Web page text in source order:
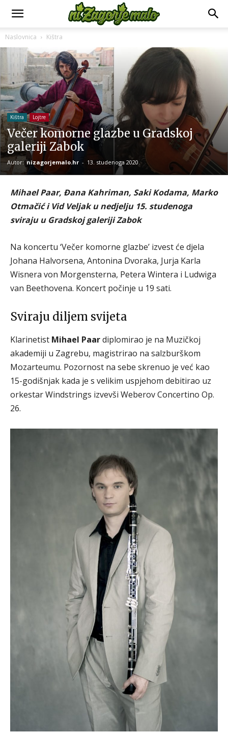
Naslovnica Kištra
Kištra Lojtre
Večer komorne glazbe u Gradskoj
galeriji Zabok
Autor:nizagorjemalo.hr - 13. studenoga 2020.
Mihael Paar, Đana Kahriman, Saki Kodama, Marko
Otmačić i Vid Veljak u nedjelju 15. studenoga
sviraju u Gradskoj galeriji Zabok
Na koncertu ‘Večer komorne glazbe’ izvest će djela
Johana Halvorsena, Antonina Dvoraka, Jurja Karla
Wisnera von Morgensterna, Petera Wintera i Ludwiga
van Beethovena. Koncert počinje u 19 sati.
Sviraju diljem svijeta
Klarinetist Mihael Paardiplomirao je na Muzičkoj
akademiji u Zagrebu, magistrirao na salzburškom
Mozarteumu. Pozornost na sebe skrenuo je već kao
15-godišnjak kada je s velikim uspjehom debitirao uz
orkestar Windstrings izvevši Weberov Concertino Op.
26.